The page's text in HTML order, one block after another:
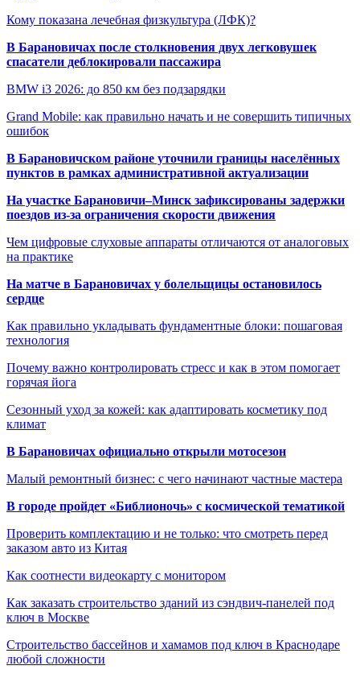
Кому показана лечебная физкультура (ЛФК)?
В Барановичах после столкновения двух легковушек
спасатели деблокировали пассажира
BMW i3 2026: до 850 км без подзарядки
Grand Mobile: как правильно начать и не совершить типичных
ошибок
В Барановичском районе уточнили границы населённых
пунктов в рамках административной актуализации
На участке Барановичи–Минск зафиксированы задержки
поездов из-за ограничения скорости движения
Чем цифровые слуховые аппараты отличаются от аналоговых
на практике
На матче в Барановичах у болельщицы остановилось
сердце
Как правильно укладывать фундаментные блоки: пошаговая
технология
Почему важно контролировать стресс и как в этом помогает
горячая йога
Сезонный уход за кожей: как адаптировать косметику под
климат
В Барановичах официально открыли мотосезон
Малый ремонтный бизнес: с чего начинают частные мастера
В городе пройдет «Библионочь» с космической тематикой
Проверить комплектацию и не только: что смотреть перед
заказом авто из Китая
Как соотнести видеокарту с монитором
Как заказать строительство зданий из сэндвич-панелей под
ключ в Москве
Строительство бассейнов и хамамов под ключ в Краснодаре
любой сложности